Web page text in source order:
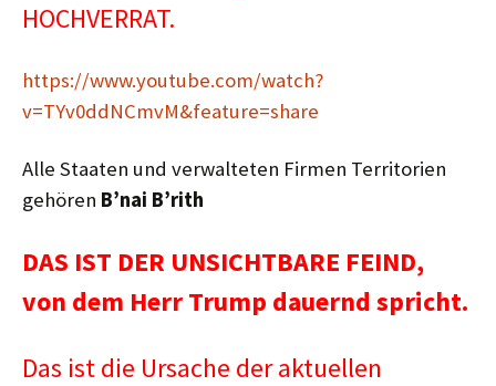
HOCHVERRAT.
https://www.youtube.com/watch?
v=TYv0ddNCmvM&feature=share
Alle Staaten und verwalteten Firmen Territorien
gehören B’nai B’rith
DAS IST DER UNSICHTBARE FEIND,
von dem Herr Trump dauernd spricht.
Das ist die Ursache der aktuellen